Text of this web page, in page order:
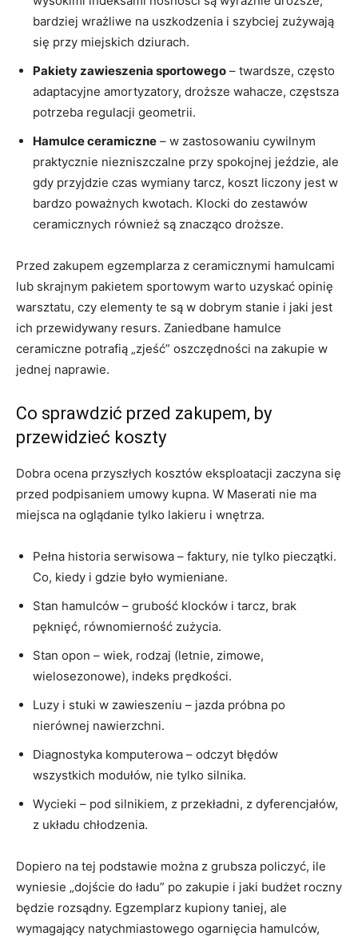
bardziej wrażliwe na uszkodzenia i szybciej zużywają
się przy miejskich dziurach.
Pakiety zawieszenia sportowego – twardsze, często
adaptacyjne amortyzatory, droższe wahacze, częstsza
potrzeba regulacji geometrii.
Hamulce ceramiczne – w zastosowaniu cywilnym
praktycznie niezniszczalne przy spokojnej jeździe, ale
gdy przyjdzie czas wymiany tarcz, koszt liczony jest w
bardzo poważnych kwotach. Klocki do zestawów
ceramicznych również są znacząco droższe.
Przed zakupem egzemplarza z ceramicznymi hamulcami
lub skrajnym pakietem sportowym warto uzyskać opinię
warsztatu, czy elementy te są w dobrym stanie i jaki jest
ich przewidywany resurs. Zaniedbane hamulce
ceramiczne potrafią „zjeść” oszczędności na zakupie w
jednej naprawie.
Co sprawdzić przed zakupem, by
przewidzieć koszty
Dobra ocena przyszłych kosztów eksploatacji zaczyna się
przed podpisaniem umowy kupna. W Maserati nie ma
miejsca na oglądanie tylko lakieru i wnętrza.
Pełna historia serwisowa – faktury, nie tylko pieczątki.
Co, kiedy i gdzie było wymieniane.
Stan hamulców – grubość klocków i tarcz, brak
pęknięć, równomierność zużycia.
Stan opon – wiek, rodzaj (letnie, zimowe,
wielosezonowe), indeks prędkości.
Luzy i stuki w zawieszeniu – jazda próbna po
nierównej nawierzchni.
Diagnostyka komputerowa – odczyt błędów
wszystkich modułów, nie tylko silnika.
Wycieki – pod silnikiem, z przekładni, z dyferencjałów,
z układu chłodzenia.
Dopiero na tej podstawie można z grubsza policzyć, ile
wyniesie „dojście do ładu” po zakupie i jaki budżet roczny
będzie rozsądny. Egzemplarz kupiony taniej, ale
wymagający natychmiastowego ogarnięcia hamulców,